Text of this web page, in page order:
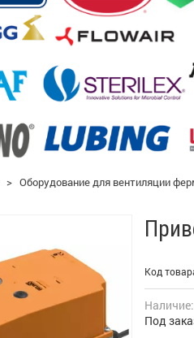
> Оборудование для вентиляции
Код
Наличие:
Под